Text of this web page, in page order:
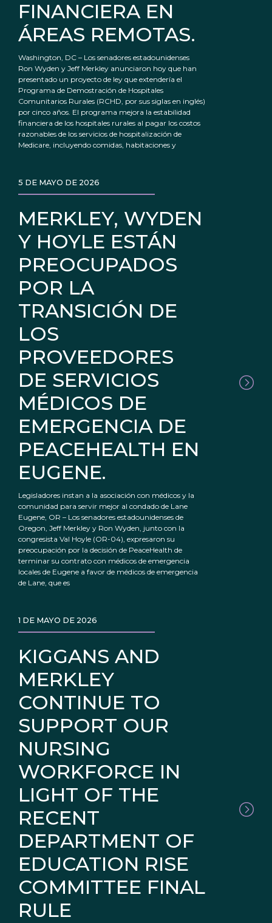
FINANCIERA EN
ÁREAS REMOTAS.
Washington, DC – Los senadores estadounidenses
Ron Wyden y Jeff Merkley anunciaron hoy que han
presentado un proyecto de ley que extendería el
Programa de Demostración de Hospitales
Comunitarios Rurales (RCHD, por sus siglas en inglés)
por cinco años. El programa mejora la estabilidad
financiera de los hospitales rurales al pagar los costos
razonables de los servicios de hospitalización de
Medicare, incluyendo comidas, habitaciones y
MERKLEY, WYDEN
Y HOYLE ESTÁN
PREOCUPADOS
POR LA
TRANSICIÓN DE
LOS
PROVEEDORES
DE SERVICIOS
MÉDICOS DE
EMERGENCIA DE
PEACEHEALTH EN
EUGENE.
5 DE MAYO DE 2026
Legisladores instan a la asociación con médicos y la
comunidad para servir mejor al condado de Lane
Eugene, OR – Los senadores estadounidenses de
Oregon, Jeff Merkley y Ron Wyden, junto con la
congresista Val Hoyle (OR-04), expresaron su
preocupación por la decisión de PeaceHealth de
terminar su contrato con médicos de emergencia
locales de Eugene a favor de médicos de emergencia
de Lane, que es
KIGGANS AND
MERKLEY
CONTINUE TO
SUPPORT OUR
NURSING
WORKFORCE IN
LIGHT OF THE
RECENT
DEPARTMENT OF
EDUCATION RISE
COMMITTEE FINAL
RULE
1 DE MAYO DE 2026